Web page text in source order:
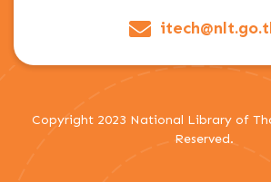
Copyright 2023 National Library of
Reserved.